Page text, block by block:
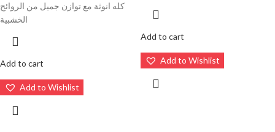
كله انوثة مع توازن جميل من الروائح
الخشبية
Add to cart
Add to Wishlist
Add to cart
Add to Wishlist